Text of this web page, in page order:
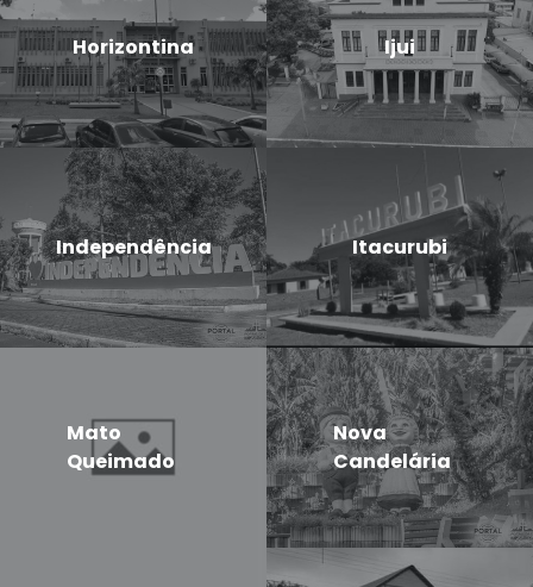
Horizontina Ijui
Independência Itacurubi
Mato
Queimado
Nova
Candelária